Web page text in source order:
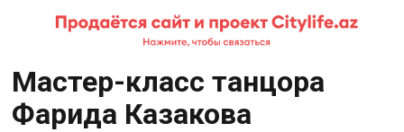
Мастер-класс танцора
Фарида Казакова